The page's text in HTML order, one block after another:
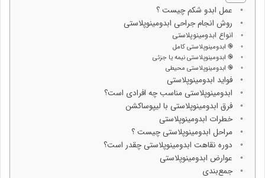
عمل ابدو شکم چیست ؟
روش انجام جراحی ابدومینوپلاستی
انواع ابدومینوپلاستی
֎ ابدومینوپلاستی کامل
֎ ابدومینوپلاستی نیمه یا جزئی
֎ ابدومینوپلاستی محیطی
فواید ابدومینوپلاستی
ابدومینوپلاستی مناسب چه افرادی است؟
فرق ابدومینوپلاستی با لیپوساکشن
خطرات ابدومینوپلاستی
مراحل ابدومینوپلاستی چیست ؟
دوره نقاهت ابدومینوپلاستی چقدر است؟
عوارض ابدومینوپلاستی
جمع‌بندی